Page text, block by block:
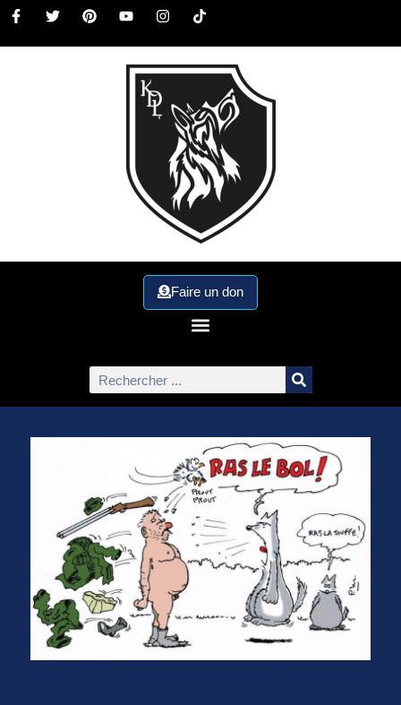
Faire un don